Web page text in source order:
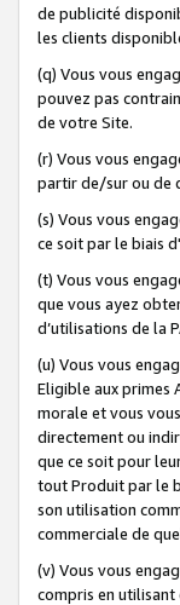
de publicité
les clients
(q) Vous vous
pouvez pas
de votre Site.
(r) Vous vous
partir de/sur ou de
(s) Vous vous
ce soit par le biais
(t) Vous vous
que vous ayez
d’utilisations de la
(u) Vous vous
Eligible aux primes
morale et vous
directement ou
que ce soit pour
tout Produit par le
son utilisation
commerciale de
(v) Vous vous
compris en